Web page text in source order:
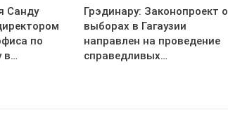
Санду
по
в…
Грэдинару: Законопроект о
выборах в Гагаузии
направлен на проведение
справедливых…